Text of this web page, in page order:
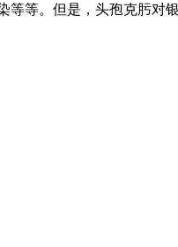
等等。但是，头孢克肟对